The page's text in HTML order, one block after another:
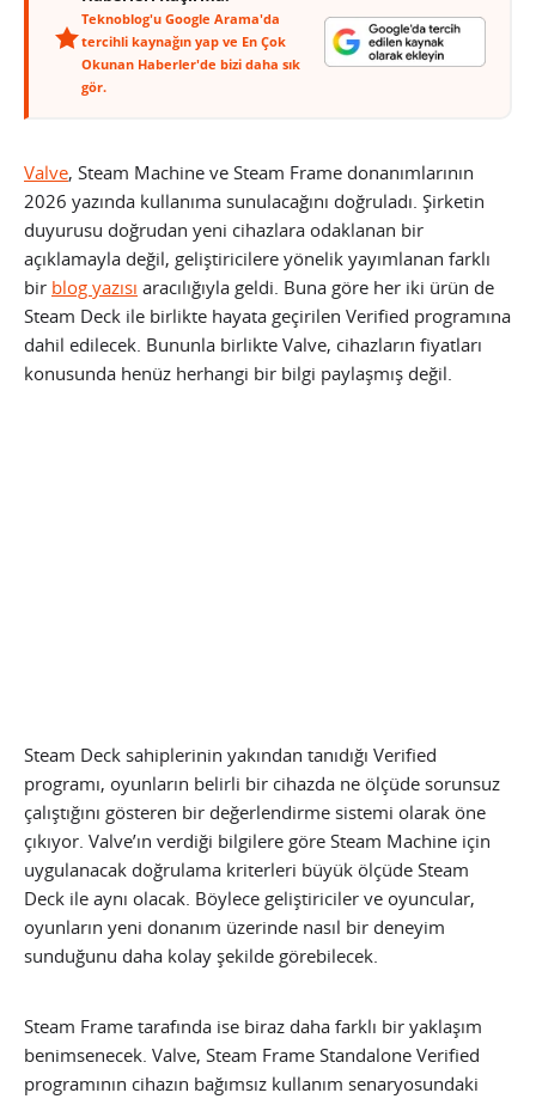
Teknoblog'u Google Arama'da
tercihli kaynağın yap ve En Çok
Okunan Haberler'de bizi daha sık
gör.
Valve, Steam Machine ve Steam Frame donanımlarının
2026 yazında kullanıma sunulacağını doğruladı. Şirketin
duyurusu doğrudan yeni cihazlara odaklanan bir
açıklamayla değil, geliştiricilere yönelik yayımlanan farklı
bir blog yazısı aracılığıyla geldi. Buna göre her iki ürün de
Steam Deck ile birlikte hayata geçirilen Verified programına
dahil edilecek. Bununla birlikte Valve, cihazların fiyatları
konusunda henüz herhangi bir bilgi paylaşmış değil.
Steam Deck sahiplerinin yakından tanıdığı Verified
programı, oyunların belirli bir cihazda ne ölçüde sorunsuz
çalıştığını gösteren bir değerlendirme sistemi olarak öne
çıkıyor. Valve’ın verdiği bilgilere göre Steam Machine için
uygulanacak doğrulama kriterleri büyük ölçüde Steam
Deck ile aynı olacak. Böylece geliştiriciler ve oyuncular,
oyunların yeni donanım üzerinde nasıl bir deneyim
sunduğunu daha kolay şekilde görebilecek.
Steam Frame tarafında ise biraz daha farklı bir yaklaşım
benimsenecek. Valve, Steam Frame Standalone Verified
programının cihazın bağımsız kullanım senaryosundaki